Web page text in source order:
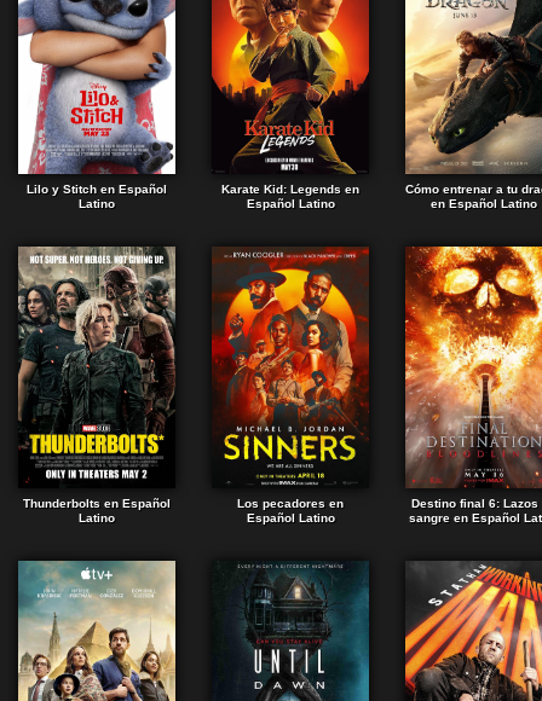
Lilo y Stitch en Español
Latino
Karate Kid: Legends en
Español Latino
Cómo entrenar a tu
en Español Latino
Thunderbolts en Español
Latino
Los pecadores en
Español Latino
Destino final 6: Lazos
sangre en Español